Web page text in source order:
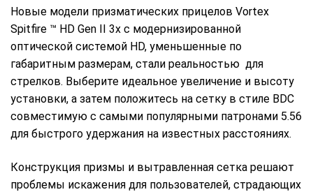
Новые модели призматических прицелов Vortex
Spitfire ™ HD Gen II 3x с модернизированной
оптической системой HD, уменьшенные по
габаритным размерам, стали реальностью для
стрелков. Выберите идеальное увеличение и высоту
установки, а затем положитесь на сетку в стиле BDC
совместимую с самыми популярными патронами 5.56
для быстрого удержания на известных расстояниях.
Конструкция призмы и вытравленная сетка решают
проблемы искажения для пользователей, страдающих